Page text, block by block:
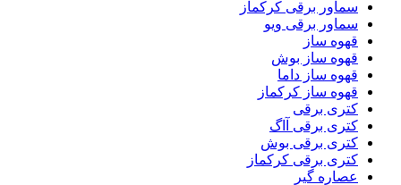
سماور برقی کرکماز
سماور برقی ویو
قهوه ساز
قهوه ساز بوش
قهوه ساز داما
قهوه ساز کرکماز
کتری برقی
کتری برقی آاگ
کتری برقی بوش
کتری برقی کرکماز
عصاره گیر